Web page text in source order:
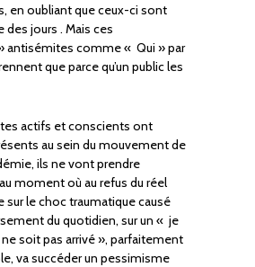
en oubliant que ceux-ci sont
des jours . Mais ces
antisémites comme « Qui » par
que parce qu’un public les
actifs et conscients ont
au sein du mouvement de
ils ne vont prendre
moment où au refus du réel
sur le choc traumatique causé
du quotidien, sur un « je
soit pas arrivé », parfaitement
va succéder un pessimisme